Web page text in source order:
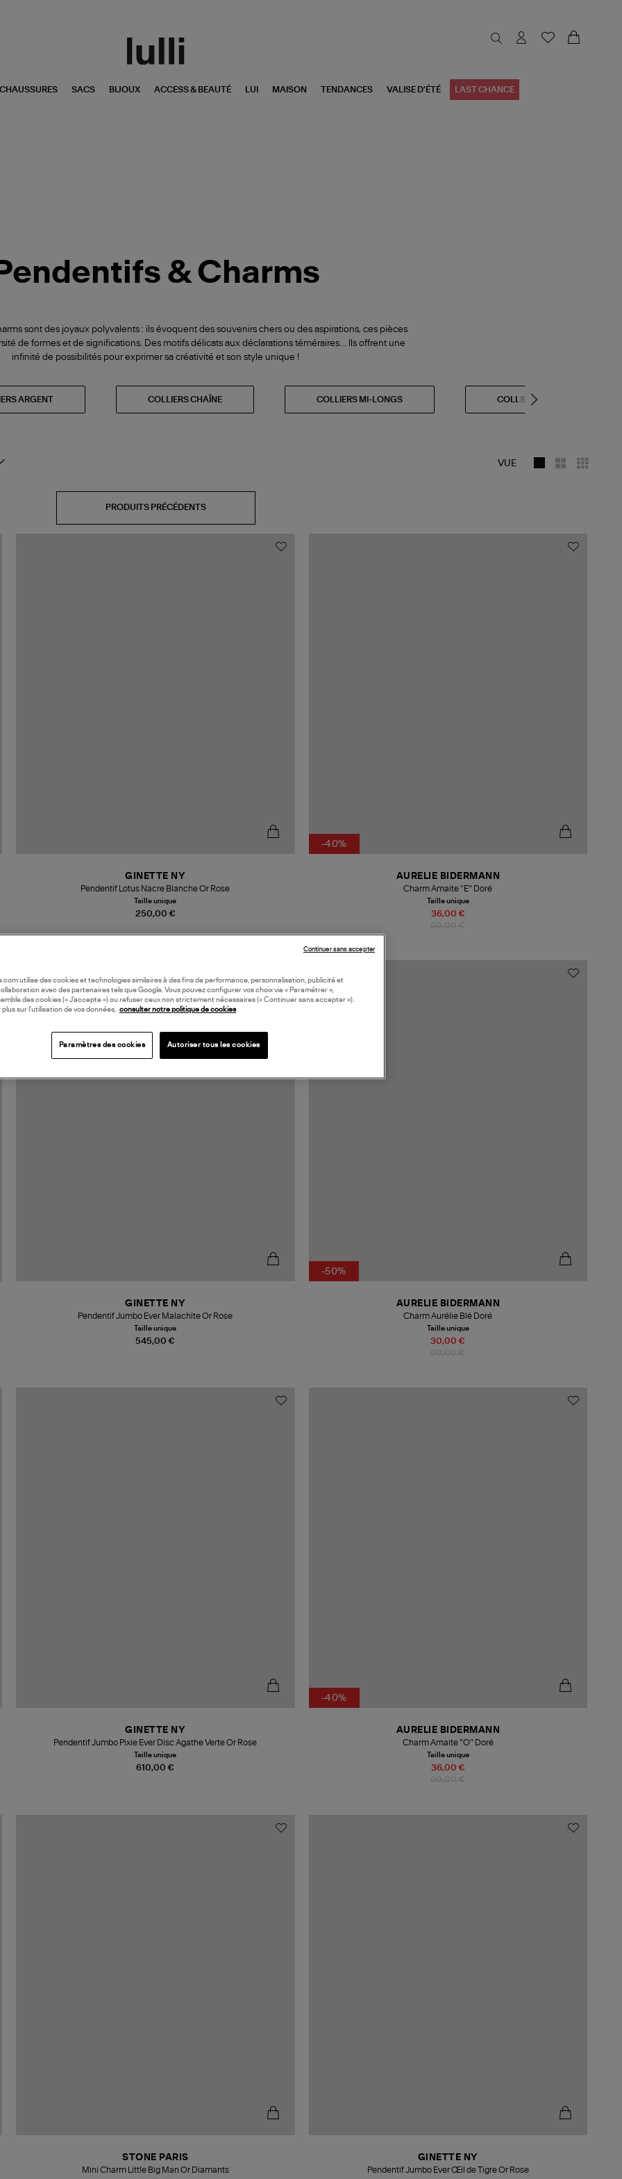
CHAUSSURES SACS BIJOUX ACCESS & BEAUTÉ LUI MAISON TENDANCES VALISE D'ÉTÉ LAST CHANCE
& Charms
sont des joyaux polyvalents : ils évoquent des souvenirs chers ou des aspirations, ces pièces
de formes et de significations. Des motifs délicats aux déclarations téméraires… Ils offrent une
infinité de possibilités pour exprimer sa créativité et son style unique !
ARGENT COLLIERS CHAÎNE COLLIERS MI-LONGS COLLIERS OR
VUE
PRODUITS PRÉCÉDENTS
250,00 €
GINETTE NY
Pendentif Lotus Nacre Blanche Or Rose
Taille unique
-40%
36,00 €
AURELIE BIDERMANN
Charm Amaite "E" Doré
Taille unique
545,00 €
GINETTE NY
Pendentif Jumbo Ever Malachite Or Rose
Taille unique
-50%
30,00 €
AURELIE BIDERMANN
Charm Aurélie Blé Doré
Taille unique
610,00 €
GINETTE NY
Pendentif Jumbo Pixie Ever Disc Agathe Verte Or Rose
Taille unique
-40%
36,00 €
AURELIE BIDERMANN
Charm Amaite "O" Doré
Taille unique
STONE PARIS
Mini Charm Little Big Man Or Diamants
GINETTE NY
Pendentif Jumbo Ever Œil de Tigre Or Rose
utilise des cookies et technologies similaires à des fins de performance, personnalisation, publicité et
avec des partenaires tels que Google. Vous pouvez configurer vos choix via « Paramétrer »,
des cookies (« J’accepte ») ou refuser ceux non strictement nécessaires (« Continuer sans accepter »).
plus sur l’utilisation de vos données, consulter notre politique de cookies
Paramètres des cookies Autoriser tous les cookies
Continuer sans accepter